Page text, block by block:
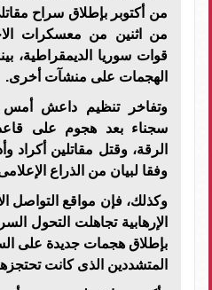
من أكتوبر بإطلاق سراح
من اثنين من معسكرات
قوات سوريا الديمقراطية،
الهجمات على منشآت أخرى.
وتفاخر تنظيم داعش
سجناء بعد هجوم على
الرقة، وقتل مقاتلين أكراد
وفقا لبيان من الذراع
وكذلك، فإن مواقع التواصل
الإرهابية تجاهلت التحول
بإطلاق هجمات جديدة على
المتشددين الذى كانت